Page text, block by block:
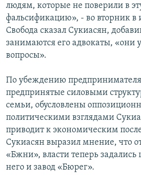
людям, которые не поверили в
фальсификацию», - во вторник в
Свобода сказал Сукиасян,
занимаются его адвокаты, «они
вопросы».
По убеждению
предпринятые силовыми
семьи, обусловлены
политическими взглядами
приводит к экономическим
Сукиасян выразил мнение, что
«Бжни», власти теперь задались
него и завод «Бюрег».